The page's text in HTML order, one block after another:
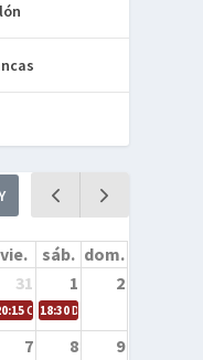
vie. sáb. dom.
31 1 2
Cine en la calle – Cómo
18:30Danza – Cita en el
7 8 9